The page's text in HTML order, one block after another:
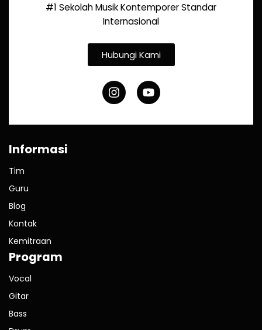
#1 Sekolah Musik Kontemporer Standar
Internasional
Hubungi Kami
Informasi
Tim
Guru
Blog
Kontak
Kemitraan
Program
Vocal
Gitar
Bass